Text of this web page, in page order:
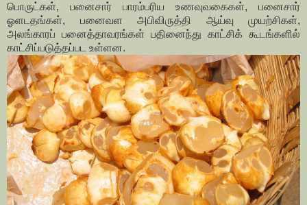
பொருட்கள், பனைசார் பாரம்பரிய உணவுவகைகள், பனைசார்
ஓளடதங்கள், பனைவள அபிவிருத்தி ஆய்வு முயற்சிகள்,
அலங்காரப் பனைத்தாவரங்கள் பதினைந்து காட்சிக் கூடங்களில்
காட்சிப்படுத்தப்பட உள்ளன.